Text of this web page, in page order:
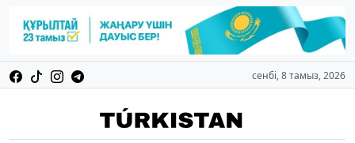
сенбі, 8 тамыз, 2026